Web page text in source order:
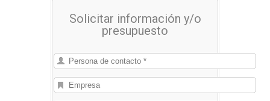
Solicitar información y/o
presupuesto